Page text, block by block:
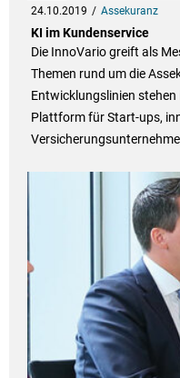
24.10.2019 Assekuranz
KI im Kundenservice
Die InnoVario greift als
Themen rund um die
Entwicklungslinien
Plattform für Start-ups,